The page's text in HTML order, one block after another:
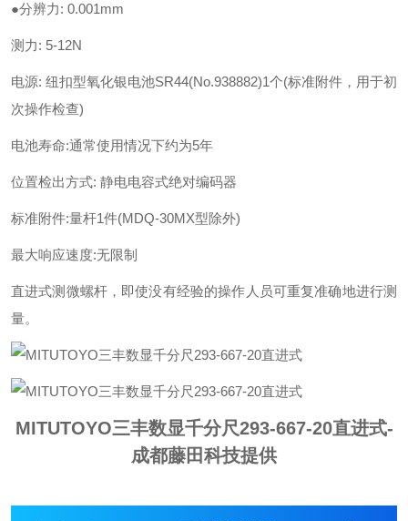
●分辨力: 0.001mm
测力: 5-12N
电源: 纽扣型氧化银电池SR44(No.938882)1个(标准附件，用于初
次操作检查)
电池寿命:通常使用情况下约为5年
位置检出方式: 静电电容式绝对编码器
标准附件:量杆1件(MDQ-30MX型除外)
最大响应速度:无限制
直进式测微螺杆，即使没有经验的操作人员可重复准确地进行测
量。
MITUTOYO三丰数显千分尺293-667-20直进式-
成都藤田科技提供